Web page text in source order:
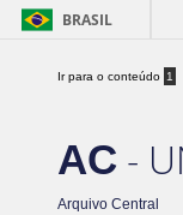
BRASIL
Ir para o conteúdo 1
AC -
Arquivo Central